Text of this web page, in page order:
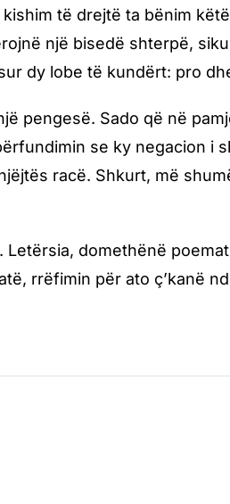
të drejtë ta bënim
një bisedë shterpë,
dy lobe të kundërt: pro
pengesë. Sado që në
se ky negacion i
racë. Shkurt, më
domethënë
rrëfimin për ato ç’kanë